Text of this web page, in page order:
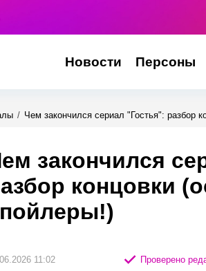
Новости Персоны
/ Чем закончился сериал "Гостья": разбор
закончился
концовки
11:02 Проверено